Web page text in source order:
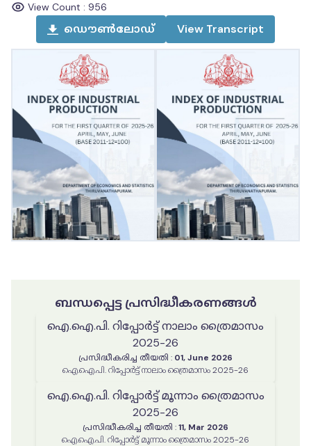
View Count : 956
ഡൌൺലോഡ് View Transcript
ബന്ധപ്പെട്ട പ്രസിദ്ധീകരണങ്ങൾ
ഐ.ഐ.പി. റിപ്പോർട്ട് നാലാം ത്രൈമാസം
2025-26
പ്രസിദ്ധീകരിച്ച തീയതി : 01, June 2026
ഐ.ഐ.പി. റിപ്പോർട്ട് നാലാം ത്രൈമാസം 2025-26
ഐ.ഐ.പി. റിപ്പോർട്ട് മൂന്നാം ത്രൈമാസം
2025-26
പ്രസിദ്ധീകരിച്ച തീയതി :11, Mar 2026
ഐ.ഐ.പി. റിപ്പോർട്ട് മൂന്നാം ത്രൈമാസം 2025-26